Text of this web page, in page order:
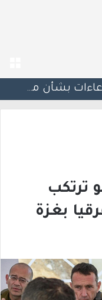
البلاد
ترتكب
بغزة